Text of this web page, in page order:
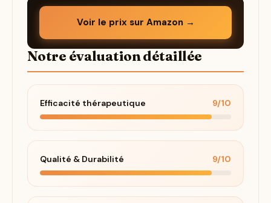
Voir le prix sur Amazon →
Notre évaluation détaillée
Efficacité thérapeutique 9/10
Qualité & Durabilité 9/10